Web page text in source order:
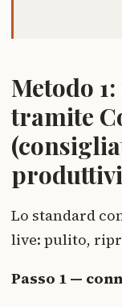
Metodo
tramite
Lo standard
live: pulito,
Passo 1 —